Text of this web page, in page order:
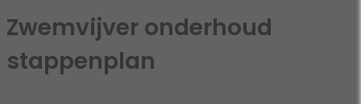
Zwemvijver onderhoud
stappenplan